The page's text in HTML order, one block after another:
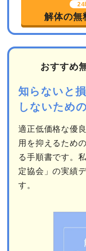
24
解体の無
おすすめ
知らないと
しないため
適正低価格な優
用を抑えるため
る手順書です。
定協会」の実績
す。